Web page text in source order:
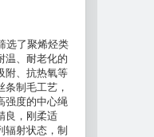
选了聚烯烃类
温、耐老化的
附、抗热氧等
条制毛工艺，
强度的中心绳
良，刚柔适
辐射状态，制